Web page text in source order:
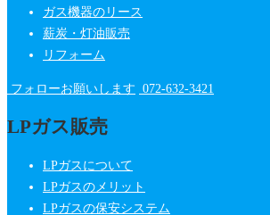
ガス機器のリース
薪炭・灯油販売
リフォーム
フォローお願いします 072-632-3421
LPガス販売
LPガスについて
LPガスのメリット
LPガスの保安システム